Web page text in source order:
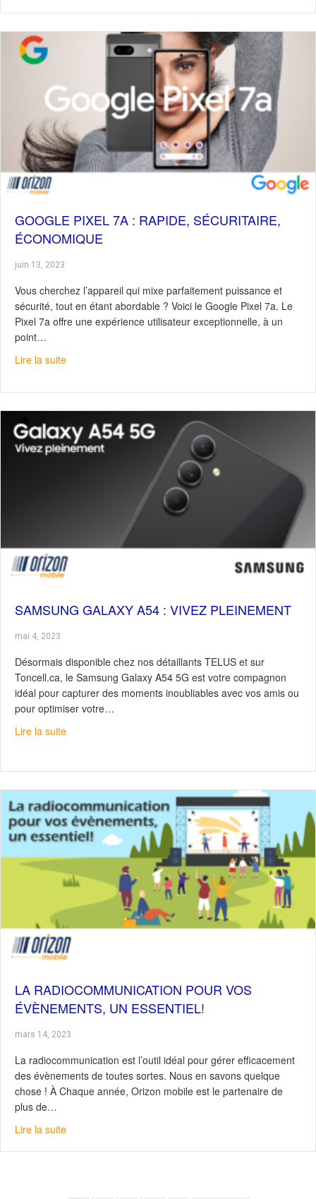
GOOGLE PIXEL 7A : RAPIDE, SÉCURITAIRE,
ÉCONOMIQUE
juin 13, 2023
Vous cherchez l’appareil qui mixe parfaitement puissance et
sécurité, tout en étant abordable ? Voici le Google Pixel 7a. Le
Pixel 7a offre une expérience utilisateur exceptionnelle, à un
point…
Lire la suiteabout Google Pixel 7a : Rapide, sécuritaire,
SAMSUNG GALAXY A54 : VIVEZ PLEINEMENT
mai 4, 2023
Désormais disponible chez nos détaillants TELUS et sur
Toncell.ca, le Samsung Galaxy A54 5G est votre compagnon
idéal pour capturer des moments inoubliables avec vos amis ou
pour optimiser votre…
Lire la suiteabout Samsung Galaxy A54 : Vivez pleinement
LA RADIOCOMMUNICATION POUR VOS
ÉVÈNEMENTS, UN ESSENTIEL!
mars 14, 2023
La radiocommunication est l’outil idéal pour gérer efficacement
des évènements de toutes sortes. Nous en savons quelque
chose ! À Chaque année, Orizon mobile est le partenaire de
plus de…
Lire la suiteabout La radiocommunication pour vos évènements,